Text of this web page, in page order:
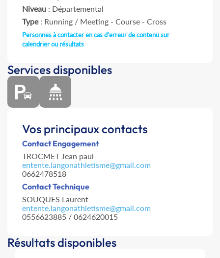
Niveau : Départemental
Type: Running / Meeting - Course - Cross
Personnes à contacter en cas d'erreur de contenu sur
calendrier ou résultats
Services disponibles
Vos principaux contacts
Contact Engagement
TROCMET Jean paul
entente.langonathletisme@gmail.com
0662478518
Contact Technique
SOUQUES Laurent
entente.langonathletisme@gmail.com
0556623885 / 0624620015
Résultats disponibles